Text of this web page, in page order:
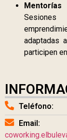
Mentorías
adaptadas
participen
Teléfono:
Email: